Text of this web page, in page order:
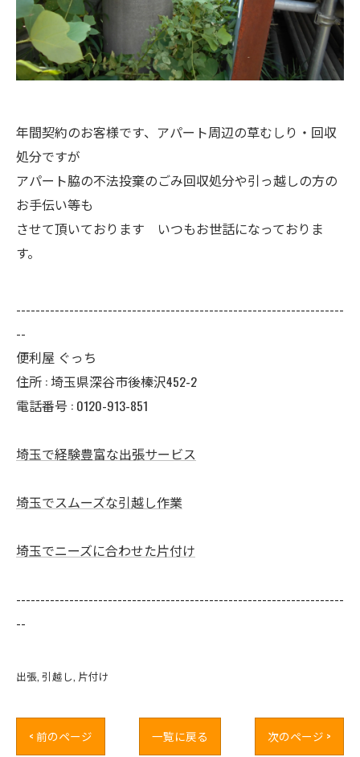
年間契約のお客様です、アパート周辺の草むしり・回収
処分ですが
アパート脇の不法投棄のごみ回収処分や引っ越しの方の
お手伝い等も
させて頂いております いつもお世話になっておりま
す。
--------------------------------------------------------------------
--
便利屋 ぐっち
住所 : 埼玉県深谷市後榛沢452-2
電話番号 : 0120-913-851
埼玉で経験豊富な出張サービス
埼玉でスムーズな引越し作業
埼玉でニーズに合わせた片付け
--------------------------------------------------------------------
--
出張 引越し 片付け
< 前のページ 一覧に戻る 次のページ >